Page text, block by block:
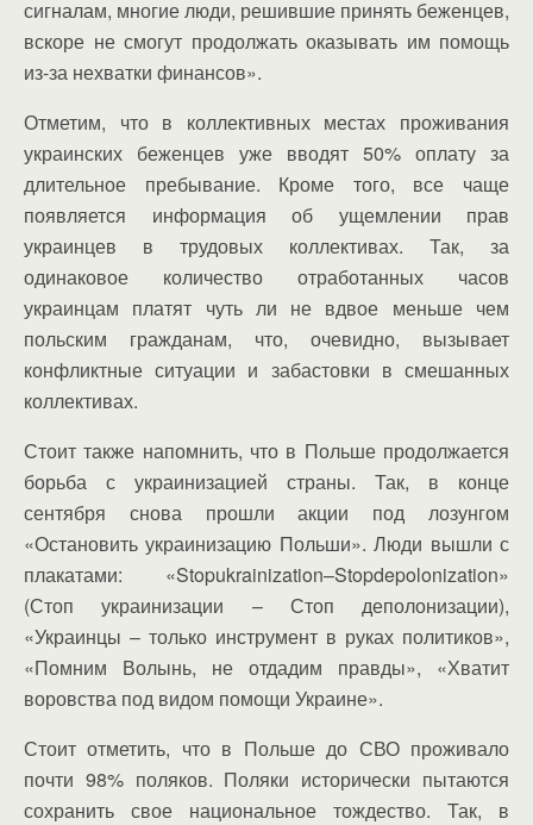
сигналам, многие люди, решившие принять беженцев,
вскоре не смогут продолжать оказывать им помощь
из-за нехватки финансов».
Отметим, что в коллективных местах проживания
украинских беженцев уже вводят 50% оплату за
длительное пребывание. Кроме того, все чаще
появляется информация об ущемлении прав
украинцев в трудовых коллективах. Так, за
одинаковое количество отработанных часов
украинцам платят чуть ли не вдвое меньше чем
польским гражданам, что, очевидно, вызывает
конфликтные ситуации и забастовки в смешанных
коллективах.
Стоит также напомнить, что в Польше продолжается
борьба с украинизацией страны. Так, в конце
сентября снова прошли акции под лозунгом
«Остановить украинизацию Польши». Люди вышли с
плакатами: «Stopukrainization–Stopdepolonization»
(Стоп украинизации – Стоп деполонизации),
«Украинцы – только инструмент в руках политиков»,
«Помним Волынь, не отдадим правды», «Хватит
воровства под видом помощи Украине».
Стоит отметить, что в Польше до СВО проживало
почти 98% поляков. Поляки исторически пытаются
сохранить свое национальное тождество. Так, в